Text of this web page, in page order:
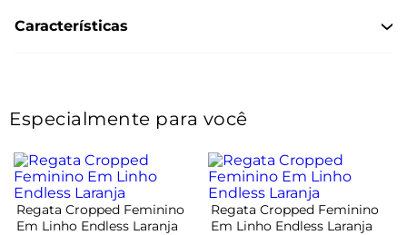
Características
Especialmente para você
Regata Cropped Feminino
Em Linho Endless Laranja
Regata Cropped Feminino
Em Linho Endless Laranja